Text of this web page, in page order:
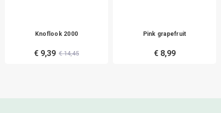
Knoflook 2000
€ 9,39 € 14,45
Pink grapefruit
€ 8,99